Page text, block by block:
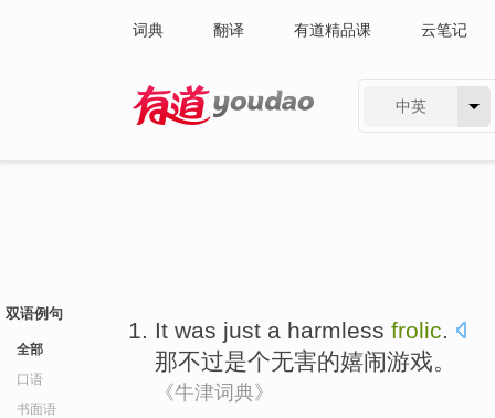
词典 翻译 有道精品课 云笔记
中英
双语例句
全部
口语
书面语
It was just a harmless frolic.
那不过是个无害的嬉闹游戏。
《牛津词典》